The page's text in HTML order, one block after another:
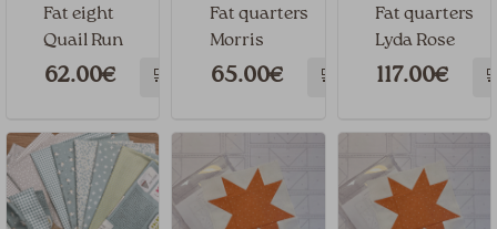
Fat eight
Quail Run
62.00€ 🛒
Fat quarters
Morris
Muse
65.00€ 🛒
Fat quarters
Lyda Rose
117.00€